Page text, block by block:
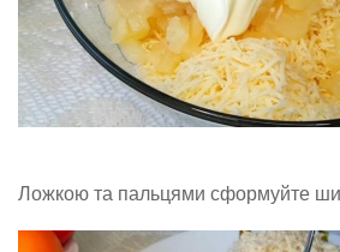
Ложкою та пальцями сформуйте